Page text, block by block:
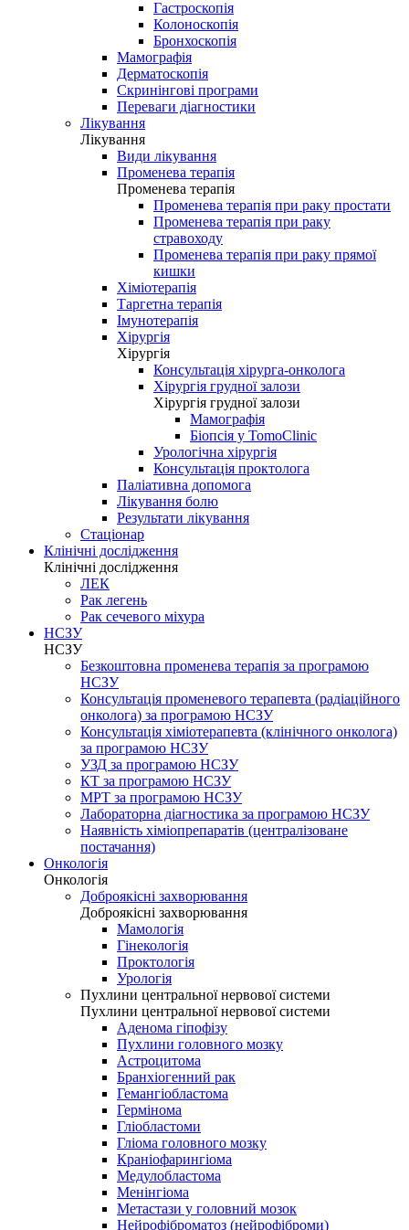
Гастроскопія
Колоноскопія
Бронхоскопія
Мамографія
Дерматоскопія
Скринінгові програми
Переваги діагностики
Лікування
Лікування
Види лікування
Променева терапія
Променева терапія
Променева терапія при раку простати
Променева терапія при раку
стравоходу
Променева терапія при раку прямої
кишки
Хіміотерапія
Таргетна терапія
Імунотерапія
Хірургія
Хірургія
Консультація хірурга-онколога
Хірургія грудної залози
Хірургія грудної залози
Мамографія
Біопсія у TomoClinic
Урологічна хірургія
Консультація проктолога
Паліативна допомога
Лікування болю
Результати лікування
Стаціонар
Клінічні дослідження
Клінічні дослідження
ЛЕК
Рак легень
Рак сечевого міхура
НСЗУ
НСЗУ
Безкоштовна променева терапія за програмою
НСЗУ
Консультація променевого терапевта (радіаційного
онколога) за програмою НСЗУ
Консультація хіміотерапевта (клінічного онколога)
за програмою НСЗУ
УЗД за програмою НСЗУ
КТ за програмою НСЗУ
МРТ за програмою НСЗУ
Лабораторна діагностика за програмою НСЗУ
Наявність хіміопрепаратів (централізоване
постачання)
Онкологія
Онкологія
Доброякісні захворювання
Доброякісні захворювання
Мамологія
Гінекологія
Проктологія
Урологія
Пухлини центральної нервової системи
Пухлини центральної нервової системи
Аденома гіпофізу
Пухлини головного мозку
Астроцитома
Бранхіогенний рак
Гемангіобластома
Гермінома
Гліобластоми
Гліома головного мозку
Краніофарингіома
Медулобластома
Менінгіома
Метастази у головний мозок
Нейрофіброматоз (нейрофіброми)